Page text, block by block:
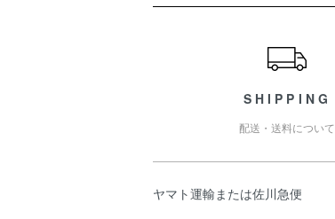
SHIPPING
配送・送料について
ヤマト運輸または佐川急便